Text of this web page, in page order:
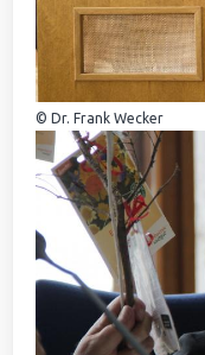
© Dr. Frank Wecker